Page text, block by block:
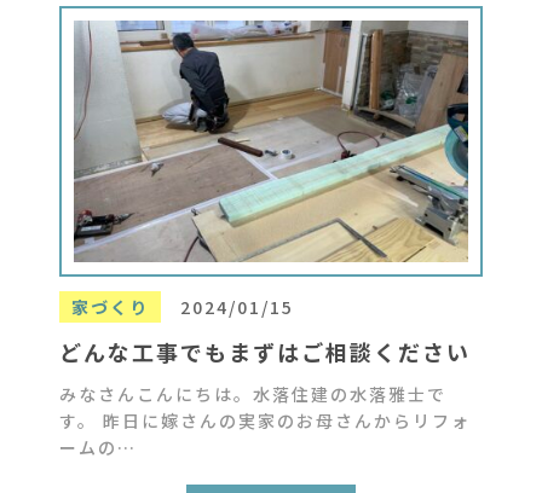
家づくり 2024/01/15
どんな工事でもまずはご相談ください
みなさんこんにちは。水落住建の水落雅士で
す。 昨日に嫁さんの実家のお母さんからリフォ
ームの…